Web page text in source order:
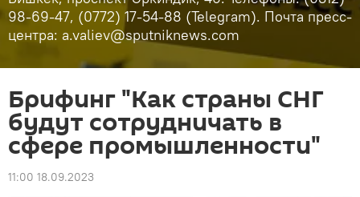
98-69-47, (0772) 17-54-88 (Telegram). Почта пресс-
центра: a.valiev@sputniknews.com
Брифинг "Как страны СНГ
будут сотрудничать в
сфере промышленности"
11:00 18.09.2023